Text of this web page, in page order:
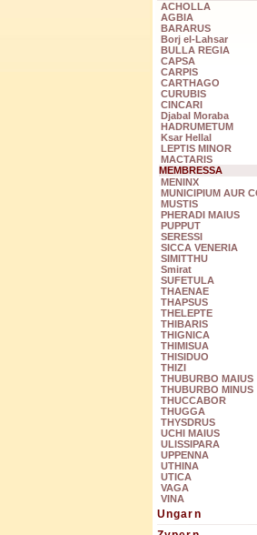
ACHOLLA
AGBIA
BARARUS
Borj el-Lahsar
BULLA REGIA
CAPSA
CARPIS
CARTHAGO
CURUBIS
CINCARI
Djabal Moraba
HADRUMETUM
Ksar Hellal
LEPTIS MINOR
MACTARIS
MEMBRESSA
MENINX
MUNICIPIUM AUR
MUSTIS
PHERADI MAIUS
PUPPUT
SERESSI
SICCA VENERIA
SIMITTHU
Smirat
SUFETULA
THAENAE
THAPSUS
THELEPTE
THIBARIS
THIGNICA
THIMISUA
THISIDUO
THIZI
THUBURBO MAIUS
THUBURBO MINUS
THUCCABOR
THUGGA
THYSDRUS
UCHI MAIUS
ULISSIPARA
UPPENNA
UTHINA
UTICA
VAGA
VINA
Ungarn